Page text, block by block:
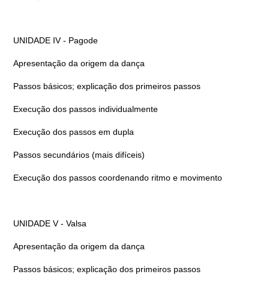
UNIDADE IV - Pagode
Apresentação da origem da dança
Passos básicos; explicação dos primeiros passos
Execução dos passos individualmente
Execução dos passos em dupla
Passos secundários (mais difíceis)
Execução dos passos coordenando ritmo e movimento
UNIDADE V - Valsa
Apresentação da origem da dança
Passos básicos; explicação dos primeiros passos